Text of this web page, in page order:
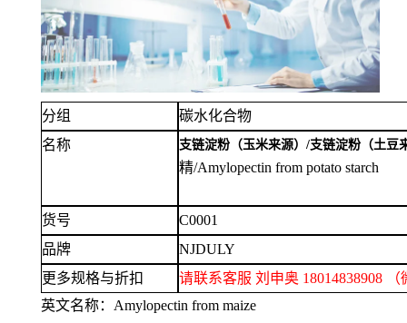
分组
碳水化合物
名称
支链淀粉（玉米来源）/支链淀粉（土豆
精/Amylopectin from potato starch
货号
C0001
品牌
NJDULY
更多规格与折扣
请联系客服 刘申奥 18014838908
英文名称： Amylopectin from maize